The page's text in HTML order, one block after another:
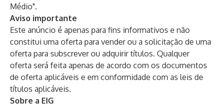
Médio".
Aviso importante
Este anúncio é apenas para fins informativos e não
constitui uma oferta para vender ou a solicitação de uma
oferta para subscrever ou adquirir títulos. Qualquer
oferta será feita apenas de acordo com os documentos
de oferta aplicáveis e em conformidade com as leis de
títulos aplicáveis.
Sobre a EIG